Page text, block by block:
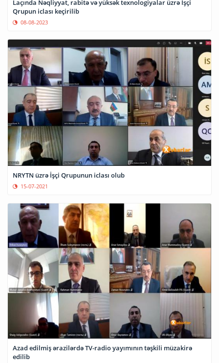
Laçında Nəqliyyat, rabitə və yüksək texnologiyalar üzrə İşçi
Qrupun iclası keçirilib
08-08-2023
NRYTN üzrə İşçi Qrupunun iclası olub
15-07-2021
Azad edilmiş ərazilərdə TV-radio yayımının təşkili müzakirə
edilib